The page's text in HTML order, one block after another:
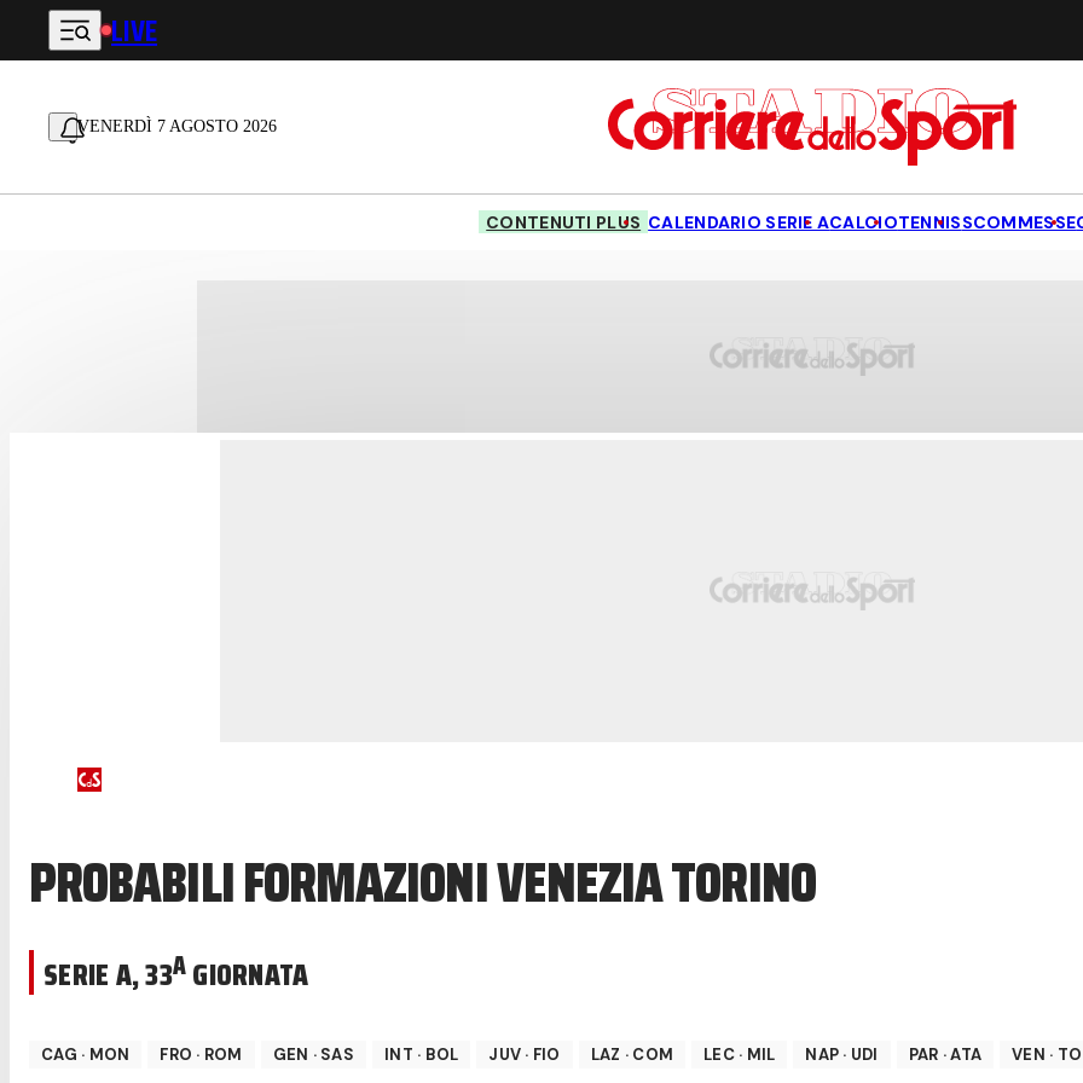
Vai al contenuto principale
LIVE
VENERDÌ 7 AGOSTO 2026
CONTENUTI PLUS CALENDARIO SERIE ACALCIOTENNISSCOMMESSE
PROBABILI FORMAZIONI VENEZIA TORINO
SERIE A,33AGIORNATA
CAG · MON FRO · ROM GEN · SAS INT · BOL JUV · FIO LAZ · COM LEC· MIL NAP · UDI PAR ·ATA VEN ·